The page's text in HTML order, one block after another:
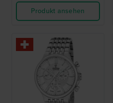
Produkt ansehen